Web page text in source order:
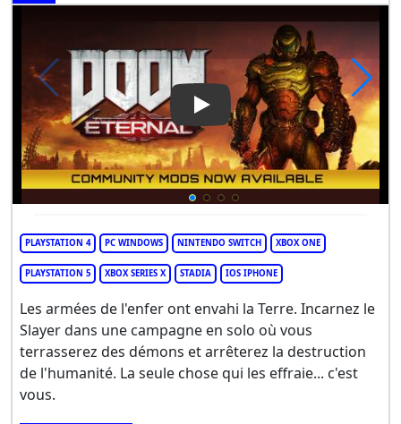
Play Video: DOOM Eternal
PLAYSTATION 4 PC WINDOWS NINTENDO SWITCH XBOX ONE
PLAYSTATION 5 XBOX SERIES X STADIA IOS IPHONE
Les armées de l'enfer ont envahi la Terre. Incarnez le
Slayer dans une campagne en solo où vous
terrasserez des démons et arrêterez la destruction
de l'humanité. La seule chose qui les effraie... c'est
vous.